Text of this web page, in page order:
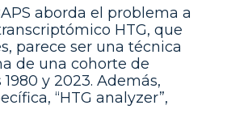
aborda el problema a
HTG, que
parece ser una técnica
de una cohorte de
y 2023. Además,
“HTG analyzer”,